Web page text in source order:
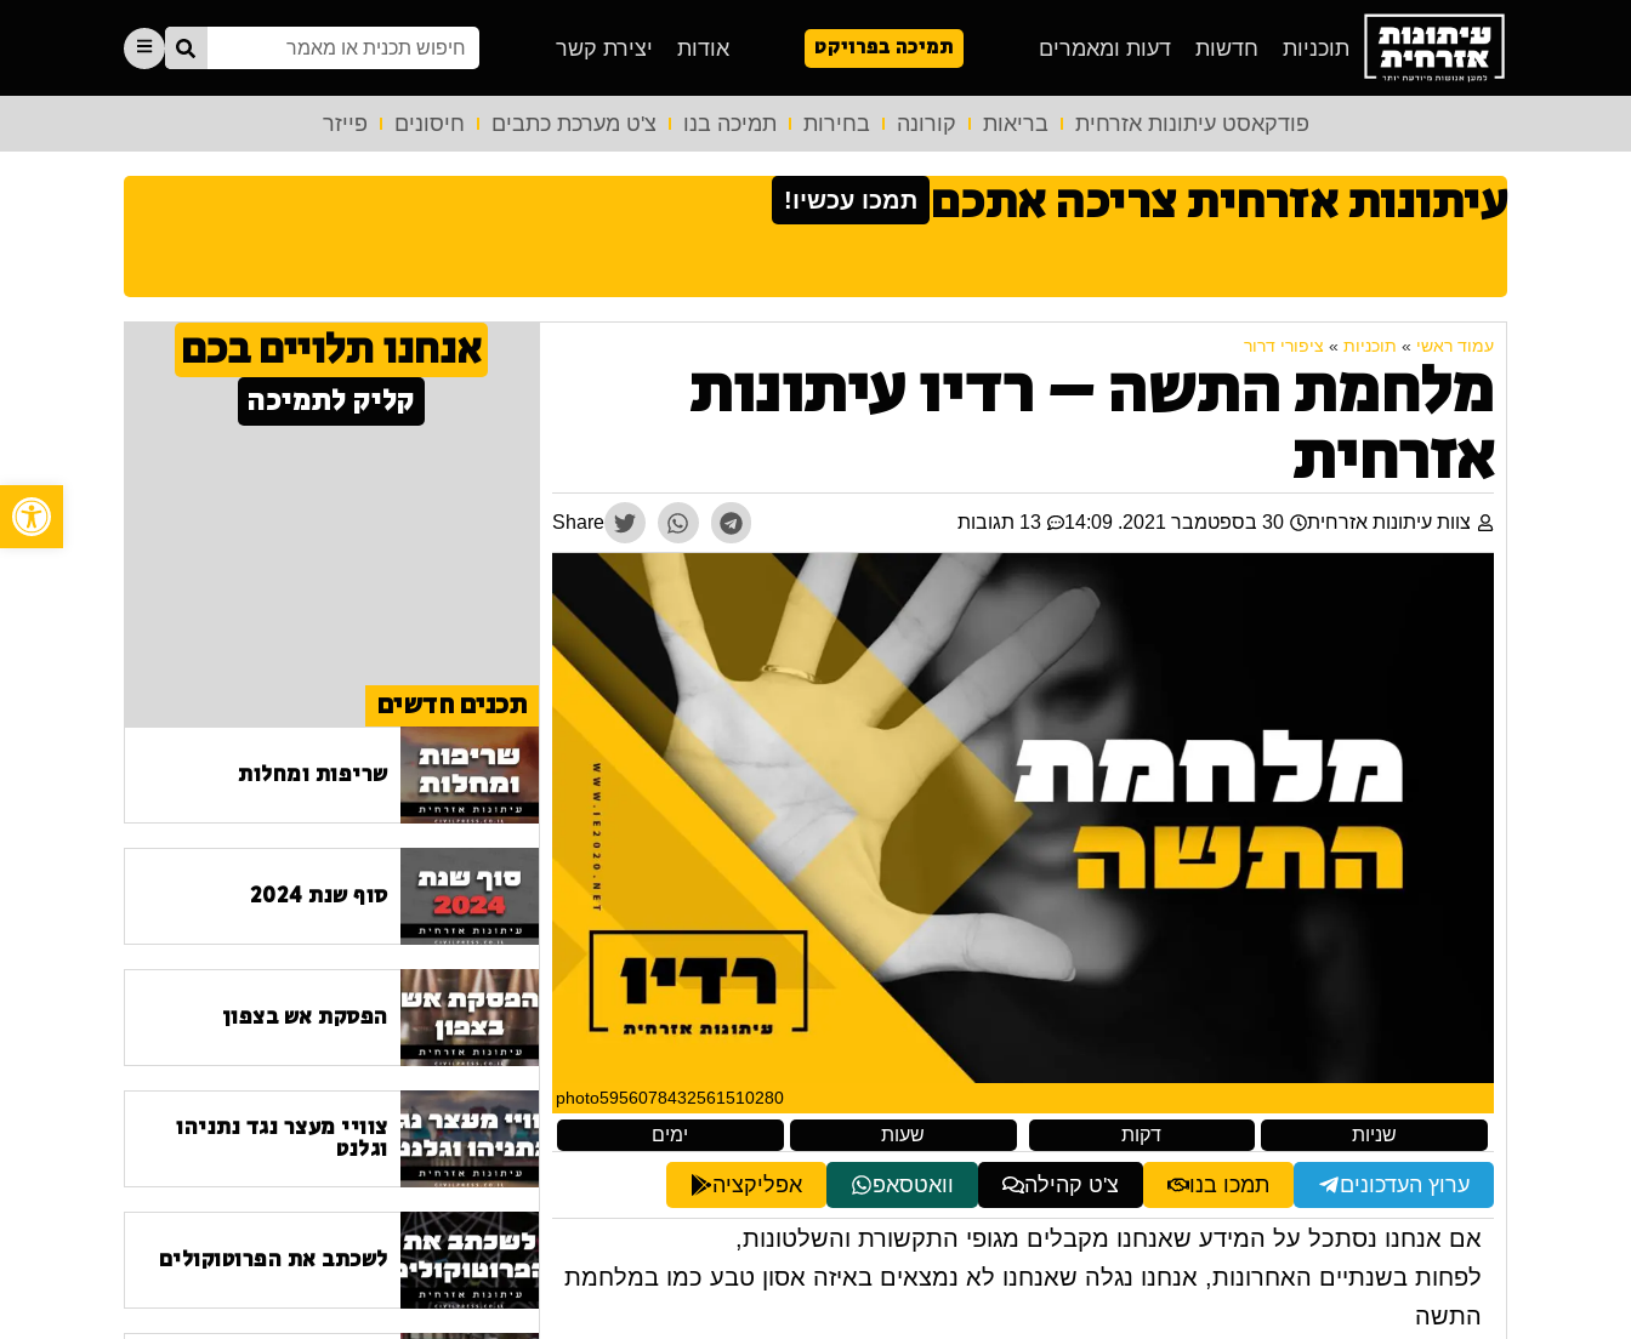
תוכניות חדשות דעות ומאמרים תמיכה בפרויקט אודות יצירת קשר
פודקאסט עיתונות אזרחית בריאות קורונה בחירות תמיכה בנו צ'ט מערכת כתבים חיסונים פייזר
עיתונות אזרחית צריכה אתכם תמכו עכשיו!
עמוד ראשי » תוכניות » ציפורי דרור
מלחמת התשה – רדיו עיתונות
אזרחית
צוות עיתונות אזרחית 30 בספטמבר 2021. 14:09 13 תגובות Share
photo5956078432561510280
ימים שעות דקות שניות
ערוץ העדכונים תמכו בנו צ'ט קהילה וואטסאפ אפליקציה
אם אנחנו נסתכל על המידע שאנחנו מקבלים מגופי התקשורת והשלטונות,
לפחות בשנתיים האחרונות, אנחנו נגלה שאנחנו לא נמצאים באיזה אסון טבע כמו במלחמת
התשה
אנחנו תלויים בכם
קליק לתמיכה
תכנים חדשים
שריפות ומחלות
סוף שנת 2024
הפסקת אש בצפון
צוויי מעצר נגד נתניהו
וגלנט
לשכתב את הפרוטוקולים